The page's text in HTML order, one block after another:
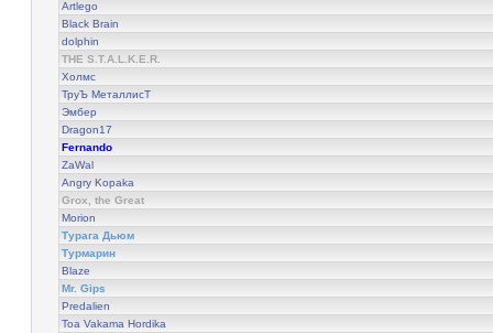
Artlego
Black Brain
dolphin
THE S.T.A.L.K.E.R.
Холмс
ТруЪ МеталлисТ
Эмбер
Dragon17
Fernando
ZaWal
Angry Kopaka
Grox, the Great
Morion
Турага Дьюм
Турмарин
Blaze
Mr. Gips
Predalien
Toa Vakama Hordika